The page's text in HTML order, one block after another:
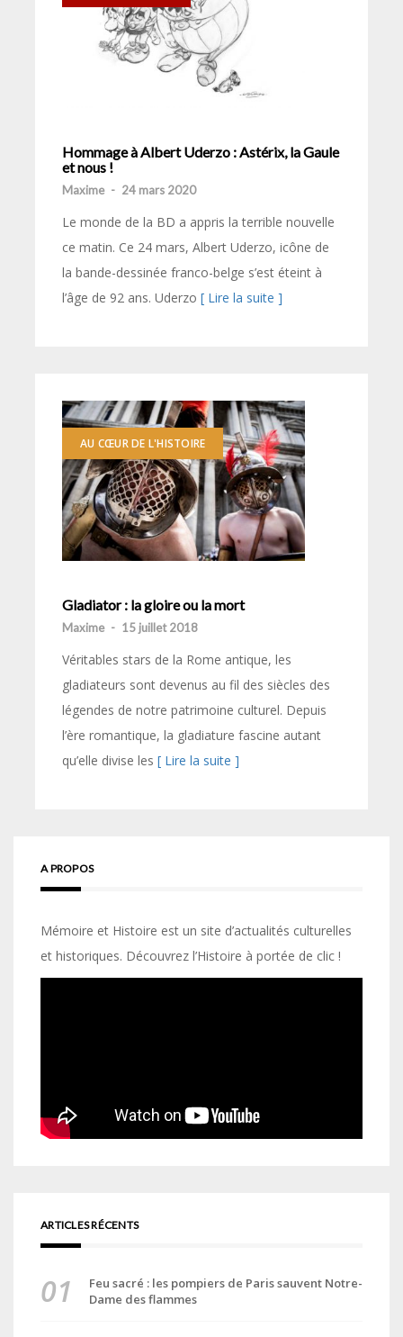
Hommage à Albert Uderzo : Astérix, la Gaule
et nous !
Maxime - 24 mars 2020
Le monde de la BD a appris la terrible nouvelle
ce matin. Ce 24 mars, Albert Uderzo, icône de
la bande-dessinée franco-belge s’est éteint à
l’âge de 92 ans. Uderzo [ Lire la suite ]
AU CŒUR DE L'HISTOIRE
Gladiator : la gloire ou la mort
Maxime - 15 juillet 2018
Véritables stars de la Rome antique, les
gladiateurs sont devenus au fil des siècles des
légendes de notre patrimoine culturel. Depuis
l’ère romantique, la gladiature fascine autant
qu’elle divise les [ Lire la suite ]
A PROPOS
Mémoire et Histoire est un site d’actualités culturelles
et historiques. Découvrez l’Histoire à portée de clic !
ARTICLES RÉCENTS
Feu sacré : les pompiers de Paris sauvent Notre-
Dame des flammes